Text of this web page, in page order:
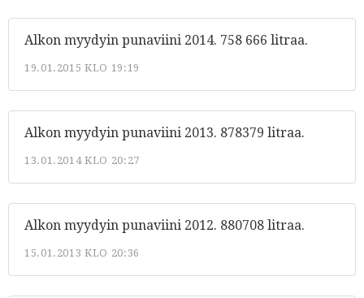
Alkon myydyin punaviini 2014. 758 666 litraa.
19.01.2015 KLO 19:19
Alkon myydyin punaviini 2013. 878379 litraa.
13.01.2014 KLO 20:27
Alkon myydyin punaviini 2012. 880708 litraa.
15.01.2013 KLO 20:36